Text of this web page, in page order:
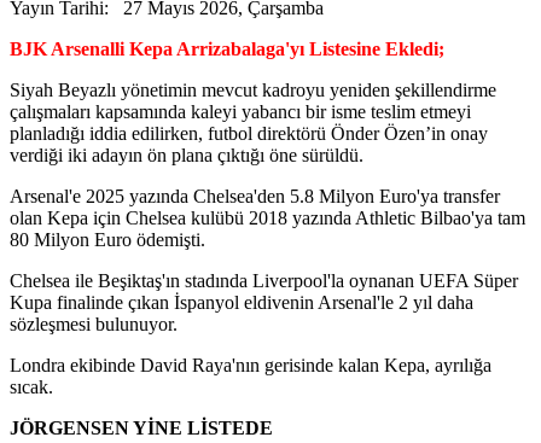
Yayın Tarihi: 27 Mayıs 2026, Çarşamba
BJK Arsenalli Kepa Arrizabalaga'yı Listesine Ekledi;
Siyah Beyazlı yönetimin mevcut kadroyu yeniden şekillendirme
çalışmaları kapsamında kaleyi yabancı bir isme teslim etmeyi
planladığı iddia edilirken, futbol direktörü Önder Özen’in onay
verdiği iki adayın ön plana çıktığı öne sürüldü.
Arsenal'e 2025 yazında Chelsea'den 5.8 Milyon Euro'ya transfer
olan Kepa için Chelsea kulübü 2018 yazında Athletic Bilbao'ya tam
80 Milyon Euro ödemişti.
Chelsea ile Beşiktaş'ın stadında Liverpool'la oynanan UEFA Süper
Kupa finalinde çıkan İspanyol eldivenin Arsenal'le 2 yıl daha
sözleşmesi bulunuyor.
Londra ekibinde David Raya'nın gerisinde kalan Kepa, ayrılığa
sıcak.
JÖRGENSEN YİNE LİSTEDE